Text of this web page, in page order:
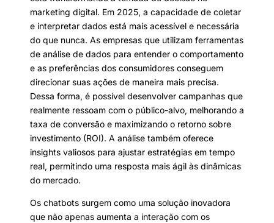
marketing digital. Em 2025, a capacidade de coletar
e interpretar dados está mais acessível e necessária
do que nunca. As empresas que utilizam ferramentas
de análise de dados para entender o comportamento
e as preferências dos consumidores conseguem
direcionar suas ações de maneira mais precisa.
Dessa forma, é possível desenvolver campanhas que
realmente ressoam com o público-alvo, melhorando a
taxa de conversão e maximizando o retorno sobre
investimento (ROI). A análise também oferece
insights valiosos para ajustar estratégias em tempo
real, permitindo uma resposta mais ágil às dinâmicas
do mercado.
Os chatbots surgem como uma solução inovadora
que não apenas aumenta a interação com os